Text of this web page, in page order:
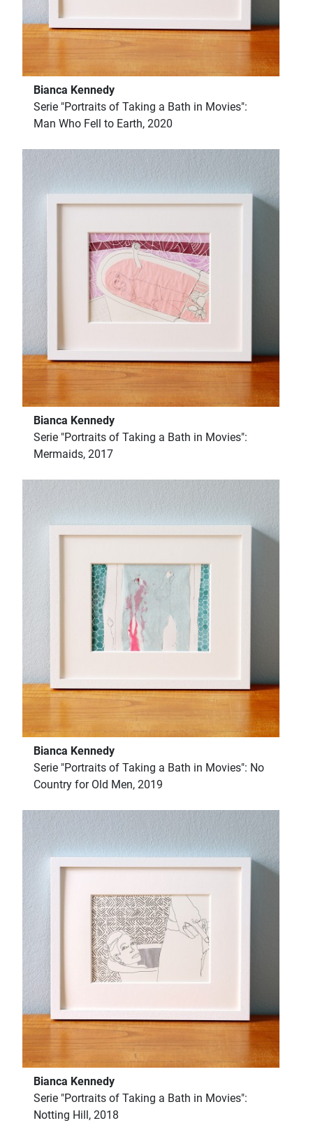
Bianca Kennedy
Serie "Portraits of Taking a Bath in Movies":
Man Who Fell to Earth, 2020
Bianca Kennedy
Serie "Portraits of Taking a Bath in Movies":
Mermaids, 2017
Bianca Kennedy
Serie "Portraits of Taking a Bath in Movies": No
Country for Old Men, 2019
Bianca Kennedy
Serie "Portraits of Taking a Bath in Movies":
Notting Hill, 2018